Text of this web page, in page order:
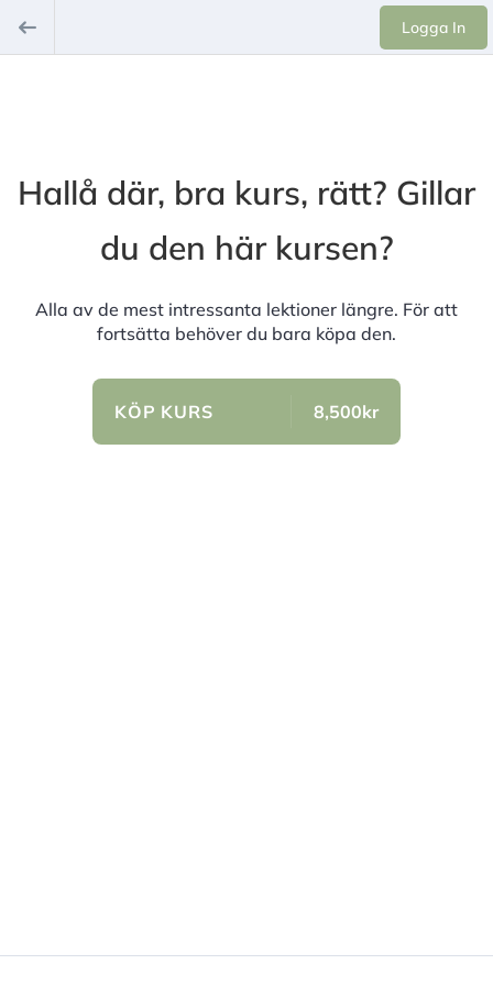
Logga In
Hallå där, bra kurs, rätt? Gillar
du den här kursen?
Alla av de mest intressanta lektioner längre. För att
fortsätta behöver du bara köpa den.
KÖP KURS 8,500kr